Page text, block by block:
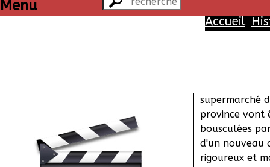
Menu
Accueil
supermarché
province vont
bousculées
d'un nouveau
rigoureux et